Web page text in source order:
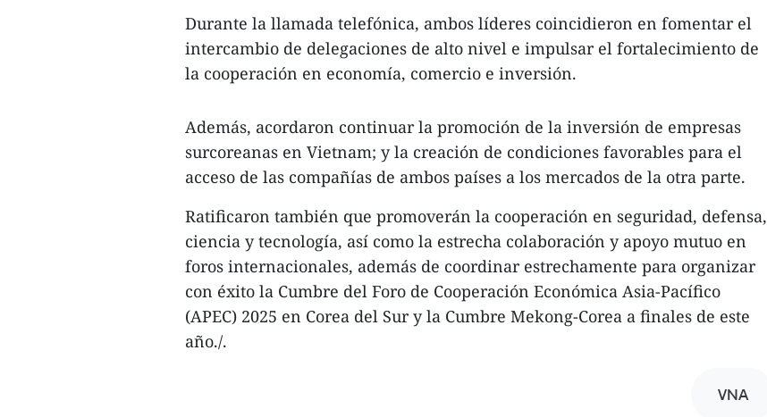
Durante la llamada telefónica, ambos líderes coincidieron en fomentar el
intercambio de delegaciones de alto nivel e impulsar el fortalecimiento de
la cooperación en economía, comercio e inversión.
Además, acordaron continuar la promoción de la inversión de empresas
surcoreanas en Vietnam; y la creación de condiciones favorables para el
acceso de las compañías de ambos países a los mercados de la otra parte.
Ratificaron también que promoverán la cooperación en seguridad, defensa,
ciencia y tecnología, así como la estrecha colaboración y apoyo mutuo en
foros internacionales, además de coordinar estrechamente para organizar
con éxito la Cumbre del Foro de Cooperación Económica Asia-Pacífico
(APEC) 2025 en Corea del Sur y la Cumbre Mekong-Corea a finales de este
año./.
VNA